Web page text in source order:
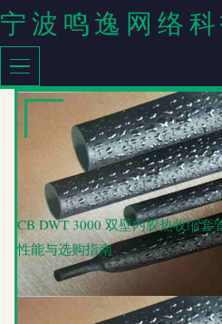
宁波鸣逸网络
CB DWT 3000 双壁内胶热收缩
性能与选购指南